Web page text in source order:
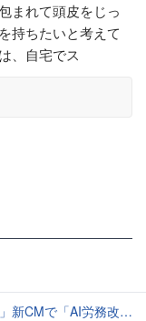
まれて頭皮をじっ
持ちたいと考えて
、自宅でス
分析したら「すぐに休んで」と言われる？